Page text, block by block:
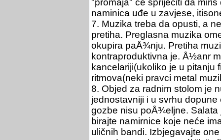
"promaja" će sprijećiti da
naminica uđe u zavjese,
7. Muzika treba da opusti, a
pretiha. Preglasna muzika
okupira paÅ¾nju. Pretiha
kontraproduktivna je. Å½anr
kancelariji(ukoliko je u pitanju
ritmova(neki pravci metal
8. Objed za radnim stolom je
jednostavniji i u svrhu
gozbe nisu poÅ¾eljne. Salata
birajte namirnice koje neće
uličnih bandi. Izbjegavajte